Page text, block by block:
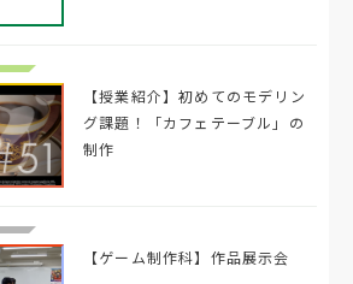
【授業紹介】初めてのモデリン
グ課題！「カフェテーブル」の
制作
【ゲーム制作科】作品展示会